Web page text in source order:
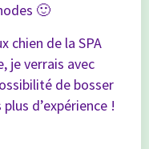
🙂
chien de la SPA
je verrais avec
de bosser
d’expérience !